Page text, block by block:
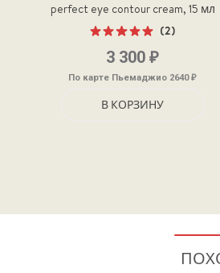
perfect eye contour cream, 15 мл
5.00из 5
(2)
3 300 ₽
По карте Пьемаджио 2640₽
В КОРЗИНУ